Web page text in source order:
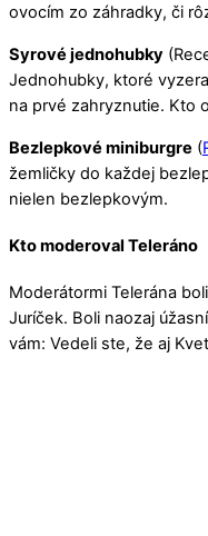
ovocím zo záhradky, či
Syrové jednohubky
Jednohubky, ktoré
na prvé zahryznutie. Kto
Bezlepkové miniburgre (
žemličky do každej
nielen bezlepkovým.
Kto moderoval Teleráno
Moderátormi Telerána
Juríček. Boli naozaj
vám: Vedeli ste, že aj